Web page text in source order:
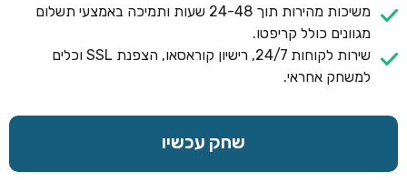
משיכות מהירות תוך 24-48 שעות ותמיכה באמצעי תשלום
מגוונים כולל קריפטו.
שירות לקוחות 24/7, רישיון קוראסאו, הצפנת SSL וכלים
למשחק אחראי.
שחק עכשיו